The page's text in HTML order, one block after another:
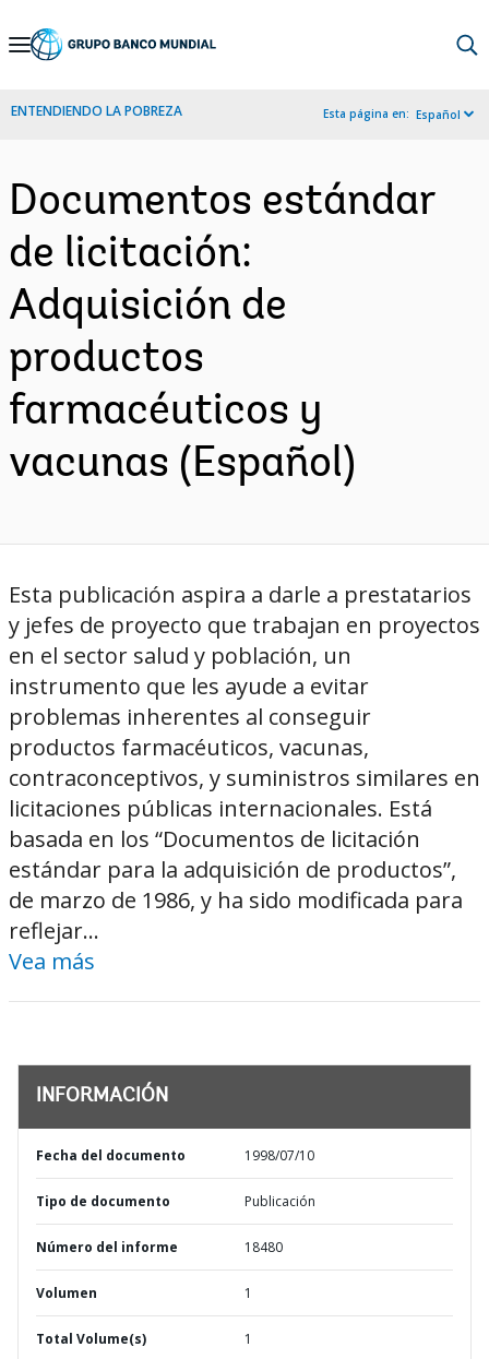
Skip
Navigation
ENTENDIENDO LA POBREZA Esta página en: Español
Documentos estándar
de licitación:
Adquisición de
productos
farmacéuticos y
vacunas (Español)
Esta publicación aspira a darle a prestatarios
y jefes de proyecto que trabajan en proyectos
en el sector salud y población, un
instrumento que les ayude a evitar
problemas inherentes al conseguir
productos farmacéuticos, vacunas,
contraconceptivos, y suministros similares en
licitaciones públicas internacionales. Está
basada en los “Documentos de licitación
estándar para la adquisición de productos”,
de marzo de 1986, y ha sido modificada para
reflejar...
Vea más
INFORMACIÓN
Fecha del documento 1998/07/10
Tipo de documento Publicación
Número del informe 18480
Volumen 1
Total Volume(s) 1